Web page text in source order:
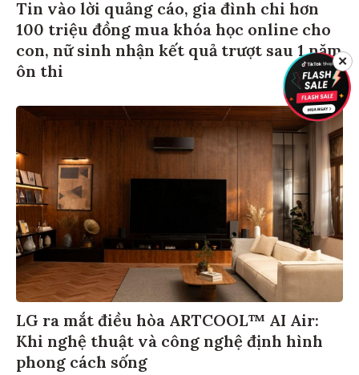
Tin vào lời quảng cáo, gia đình chi hơn
100 triệu đồng mua khóa học online cho
con, nữ sinh nhận kết quả trượt sau 1 năm
ôn thi
LG ra mắt điều hòa ARTCOOL™ AI Air:
Khi nghệ thuật và công nghệ định hình
phong cách sống
✕